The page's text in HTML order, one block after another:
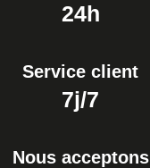
24h
Service client
7j/7
Nous acceptons